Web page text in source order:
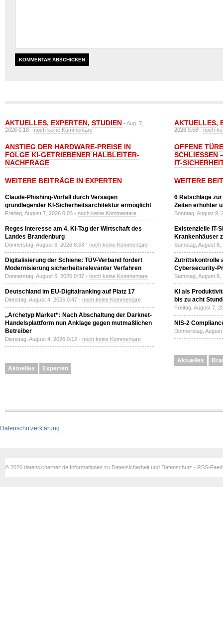
AKTUELLES, EXPERTEN, STUDIEN - Aug. 7,
2026 0:18 -noch keine Kommentare
ANSTIEG DER HARDWARE-PREISE IN
FOLGE KI-GETRIEBENER HALBLEITER-
NACHFRAGE
WEITERE BEITRÄGE IN EXPERTEN
Claude-Phishing-Vorfall durch Versagen
grundlegender KI-Sicherheitsarchitektur ermöglicht
Freitag, August 7, 2026 0:03 - noch keine Kommentare
Reges Interesse am 4. KI-Tag der Wirtschaft des
Landes Brandenburg
Donnerstag, August 6, 2026 8:53 - noch keine Kommentare
Digitalisierung der Schiene: TÜV-Verband fordert
Modernisierung sicherheitsrelevanter Verfahren
Donnerstag, August 6, 2026 0:37 - noch keine Kommentare
Deutschland im EU-Digitalranking auf Platz 17
Dienstag, August 4, 2026 0:47 - noch keine Kommentare
„Archetyp Market“: Nach Abschaltung der Darknet-
Handelsplattform nun Anklage gegen mutmaßlichen
Betreiber
Dienstag, August 4, 2026 0:12 - noch keine Kommentare
Aktuelles Experten
AKTUELLES,
2026 0:58 -noch
OFFENE
SCHLIESSEN
T-
WEITERE
6 Ratschläge
Zeiten erhöhter
Sonntag, August 9,
Existenzielle IT-
Krankenhäuser
Samstag, August
Zutrittskontrolle
Cybersecurity-
Samstag, August
KI als
bis zu acht
Freitag, August 7,
NIS-2
Donnerstag,
Aktuelles
Datenschutzerklärung
© 2020 datensicherheit.de Informationen zu Datensicherheit und Datenschutz - RSS-